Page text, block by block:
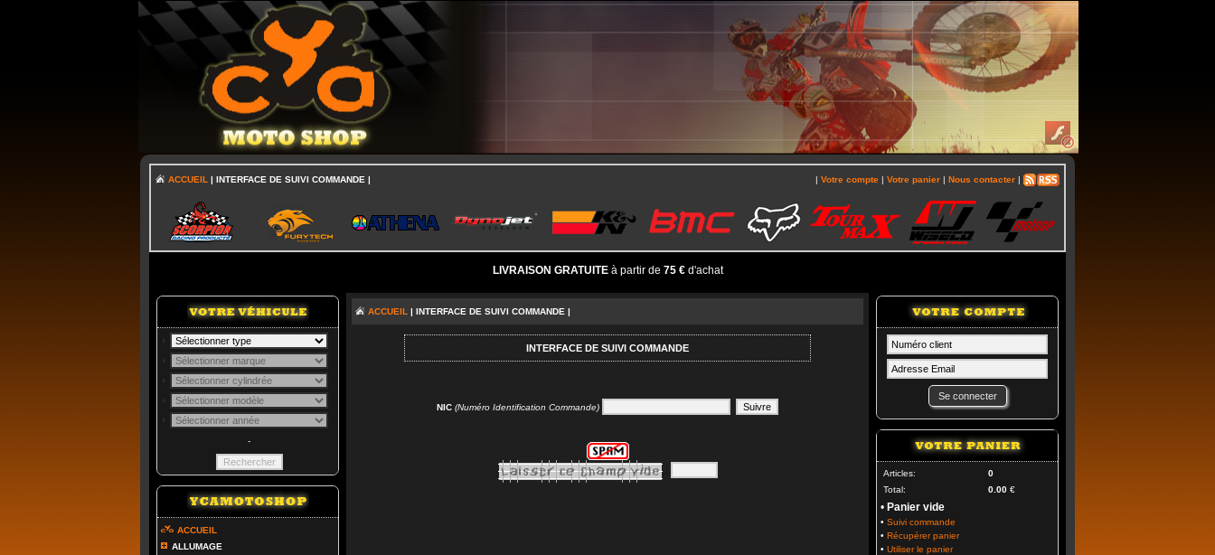
ACCUEIL | INTERFACE DE SUIVI COMMANDE | | Votre compte | Votre panier | Nous contacter |
LIVRAISON GRATUITEà partir de 75 €d'achat
-
ACCUEIL
ALLUMAGE
ACCUEIL | INTERFACE DE SUIVI COMMANDE |
Articles:
0
Total:
0.00 €
• Panier vide
• Suivi commande
• Récupérer panier
• Utiliser le panier